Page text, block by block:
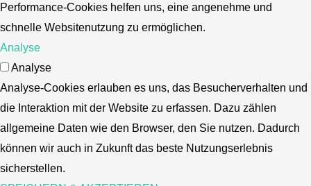
Performance-Cookies helfen uns, eine angenehme und
schnelle Websitenutzung zu ermöglichen.
Analyse
Analyse
Analyse-Cookies erlauben es uns, das Besucherverhalten und
die Interaktion mit der Website zu erfassen. Dazu zählen
allgemeine Daten wie den Browser, den Sie nutzen. Dadurch
können wir auch in Zukunft das beste Nutzungserlebnis
sicherstellen.